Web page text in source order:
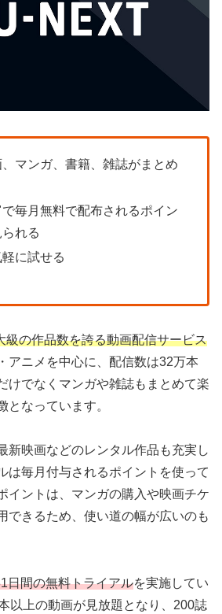
マンガ、書籍、雑誌がまとめ
毎月無料で配布されるポイン
られる
に試せる
級の作品数を誇る動画配信サービス
アニメを中心に、配信数は32万本
けでなくマンガや雑誌もまとめて楽
となっています。
新映画などのレンタル作品も充実し
は毎月付与されるポイントを使って
イントは、マンガの購入や映画チケ
できるため、使い道の幅が広いのも
日間の無料トライアルを実施してい
以上の動画が見放題となり、200誌